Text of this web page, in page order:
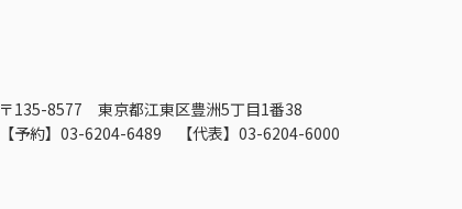
〒135-8577 東京都江東区豊洲5丁目1番38
【予約】 03-6204-6489 【代表】 03-6204-6000